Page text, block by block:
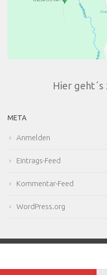
Hier
META
Anmelden
Eintrags-Feed
Kommentar-Feed
WordPress.org